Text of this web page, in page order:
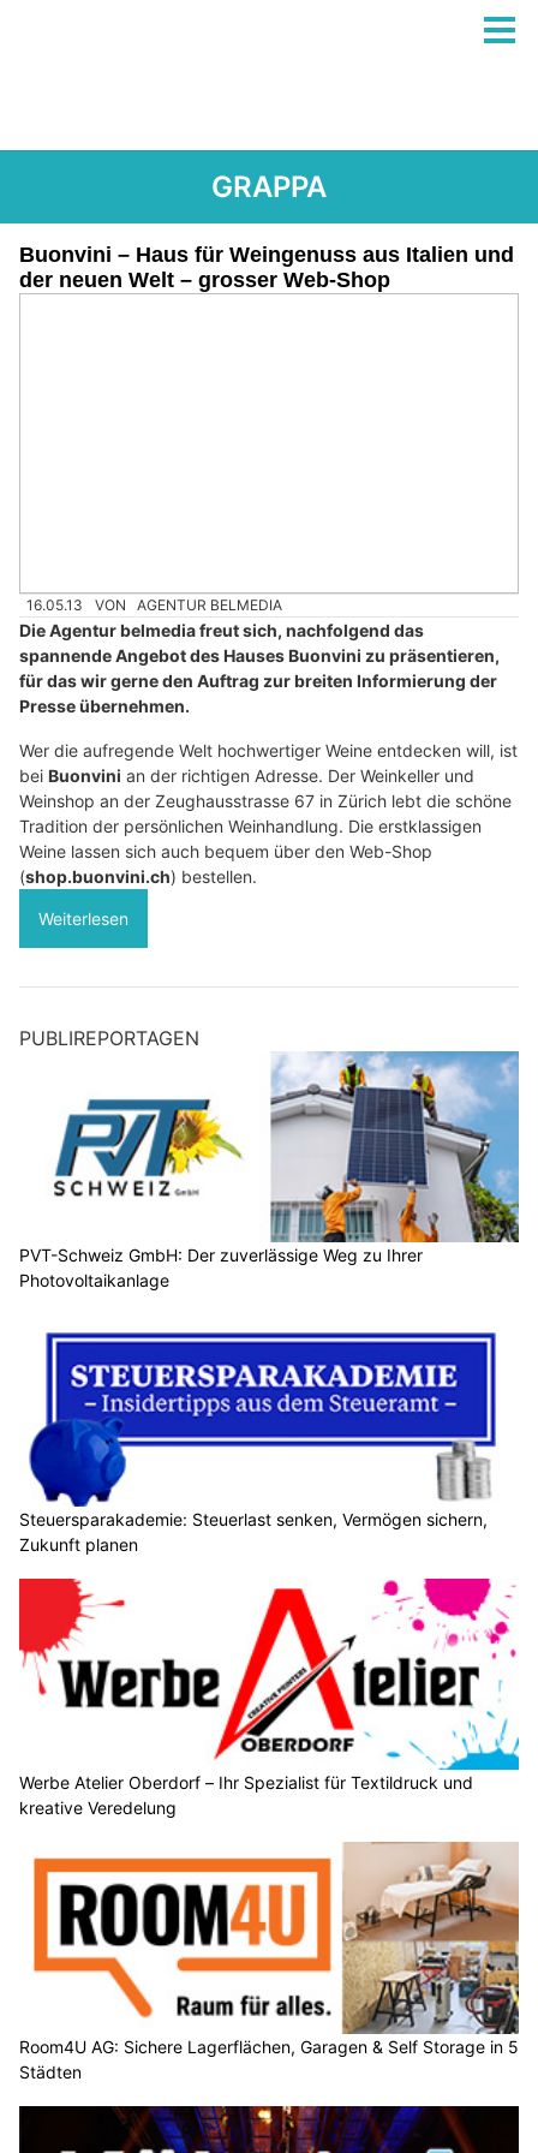
GRAPPA
Buonvini – Haus für Weingenuss aus Italien und
der neuen Welt – grosser Web-Shop
16.05.13 VON AGENTUR BELMEDIA
Die Agentur belmedia freut sich, nachfolgend das
spannende Angebot des Hauses Buonvini zu präsentieren,
für das wir gerne den Auftrag zur breiten Informierung der
Presse übernehmen.
Wer die aufregende Welt hochwertiger Weine entdecken will, ist
bei Buonvini an der richtigen Adresse. Der Weinkeller und
Weinshop an der Zeughausstrasse 67 in Zürich lebt die schöne
Tradition der persönlichen Weinhandlung. Die erstklassigen
Weine lassen sich auch bequem über den Web-Shop
(shop.buonvini.ch) bestellen.
Weiterlesen
PUBLIREPORTAGEN
PVT-Schweiz GmbH: Der zuverlässige Weg zu Ihrer
Photovoltaikanlage
Steuersparakademie: Steuerlast senken, Vermögen sichern,
Zukunft planen
Werbe Atelier Oberdorf – Ihr Spezialist für Textildruck und
kreative Veredelung
Room4U AG: Sichere Lagerflächen, Garagen & Self Storage in 5
Städten